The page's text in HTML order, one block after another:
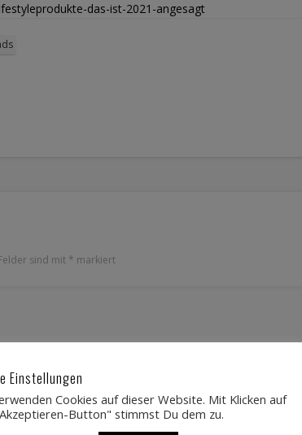
das-ist-2021-angesagt
sind mit * markiert
Einstellungen
Cookies auf dieser Website. Mit Klicken auf
Button" stimmst Du dem zu.